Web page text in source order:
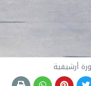
أرشيفية